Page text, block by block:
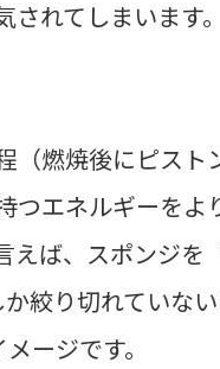
れてしまいます
（燃焼後にピスト
つエネルギーをよ
えば、スポンジを
絞り切れていな
ージです。